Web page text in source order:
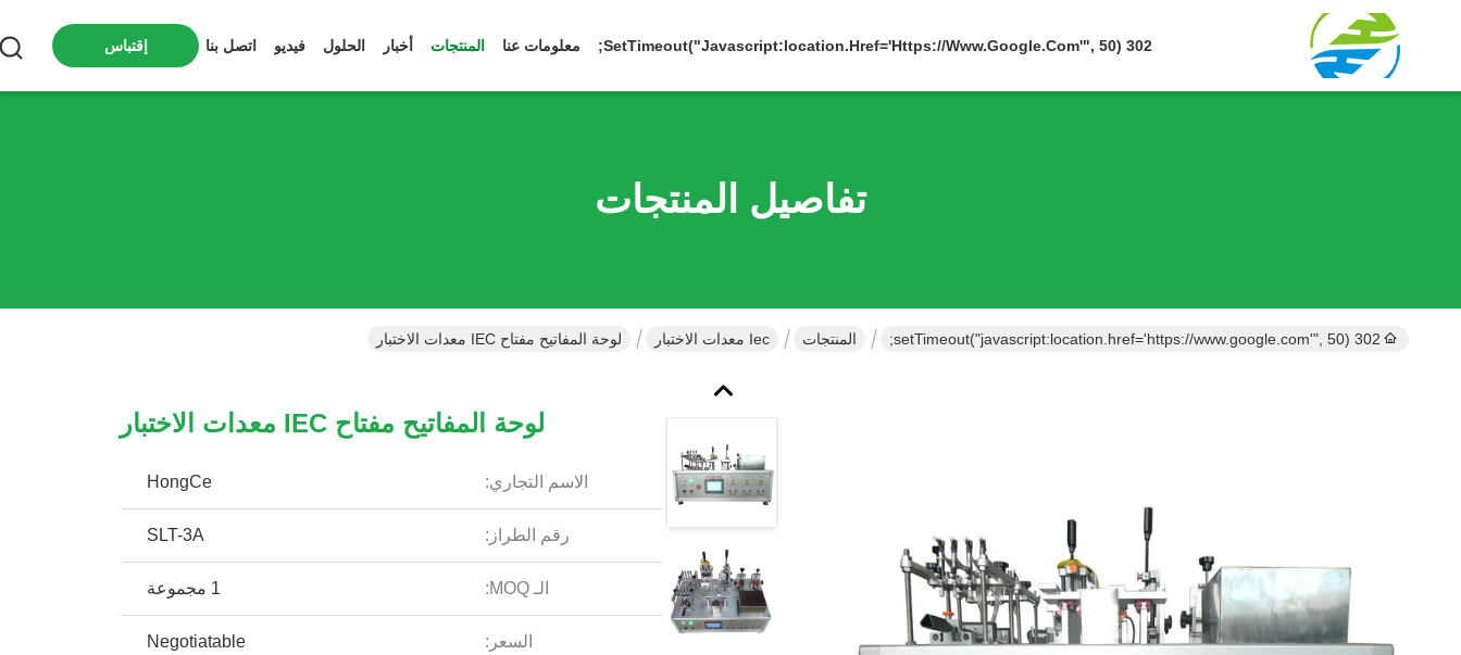
302 SetTimeout("javascript:location.href='https://www.google.com'", 50); معلومات عنا المنتجات أخبار الحلول فيديو اتصل بنا إقتباس
تفاصيل المنتجات
302 setTimeout("javascript:location.href='https://www.google.com'", 50); المنتجات Iec معدات الاختبار لوحة المفاتيح مفتاح IEC معدات الاختبار
لوحة المفاتيح مفتاح IEC معدات الاختبار
الاسم التجاري: HongCe
رقم الطراز: SLT-3A
الـ MOQ: 1 مجموعة
السعر: Negotiatable